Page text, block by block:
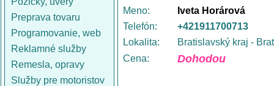
Preprava tovaru
Programovanie, web
Reklamné služby
Remesla, opravy
Služby pre motoristov
Meno:
Iveta Horárová
Telefón:
+421911700713
Lokalita:
Bratislavský kraj -
Cena:
Dohodou